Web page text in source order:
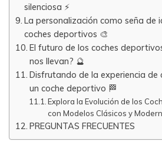
silenciosa ⚡
La personalización como seña de
coches deportivos 🎨
El futuro de los coches
nos llevan? 🔮
Disfrutando de la experiencia de
un coche deportivo 🏁
Explora la Evolución de los
con Modelos Clásicos y
PREGUNTAS FRECUENTES